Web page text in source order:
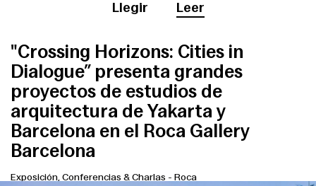
Llegir Leer
"Crossing Horizons: Cities in
Dialogue” presenta grandes
proyectos de estudios de
arquitectura de Yakarta y
Barcelona en el Roca Gallery
Barcelona
Exposición, Conferencias & Charlas - Roca